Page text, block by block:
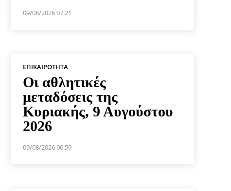
09/08/2026 07:21
ΕΠΙΚΑΙΡΌΤΗΤΑ
Οι αθλητικές
μεταδόσεις της
Κυριακής, 9 Αυγούστου
2026
09/08/2026 06:59